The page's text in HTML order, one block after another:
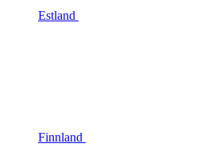
Estland
Finnland